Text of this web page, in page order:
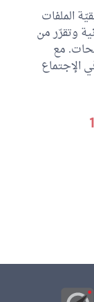
الملفات
وتقرّر من
مع
الإجتماع